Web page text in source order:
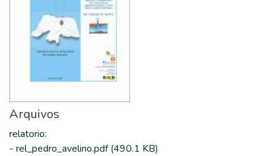
Arquivos
relatorio:
- rel_pedro_avelino.pdf(490.1 KB)